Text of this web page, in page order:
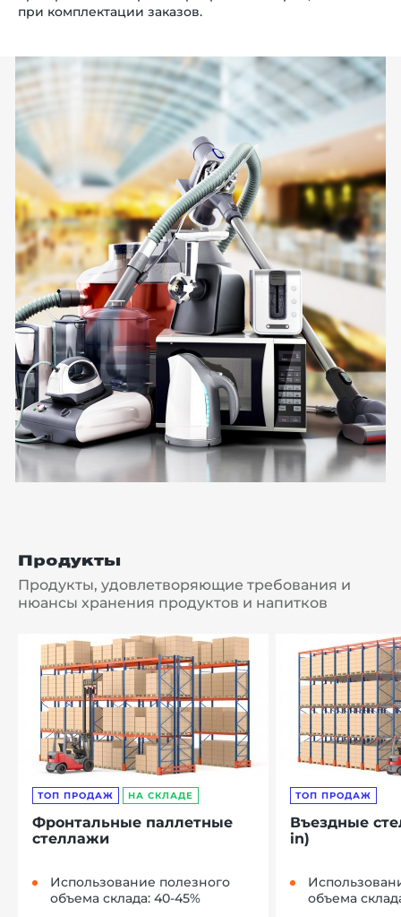
при комплектации заказов.
Продукты
Продукты, удовлетворяющие требования и
нюансы хранения продуктов и напитков
ТОП ПРОДАЖ НА СКЛАДЕ
Фронтальные паллетные
стеллажи
Использование полезного
объема склада: 40-45%
ТОП ПРОДАЖ
Въездные
in)
объема